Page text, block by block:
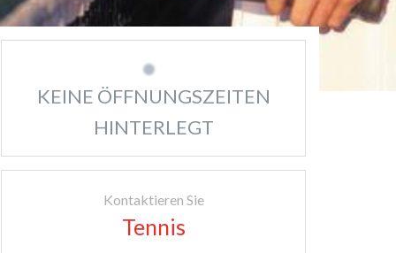
KEINE ÖFFNUNGSZEITEN
HINTERLEGT
Kontaktieren Sie
Tennis